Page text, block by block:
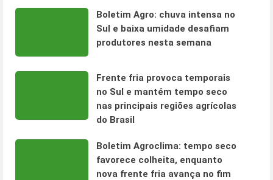
Boletim Agro: chuva intensa no
Sul e baixa umidade desafiam
produtores nesta semana
Frente fria provoca temporais
no Sul e mantém tempo seco
nas principais regiões agrícolas
do Brasil
Boletim Agroclima: tempo seco
favorece colheita, enquanto
nova frente fria avança no fim